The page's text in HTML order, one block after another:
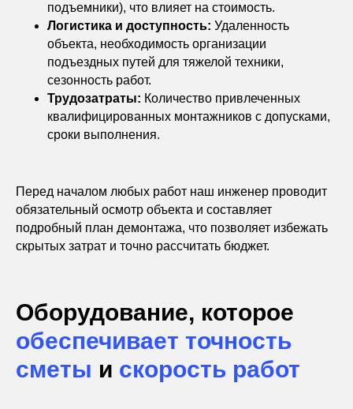
подъемники), что влияет на стоимость.
Логистика и доступность: Удаленность
объекта, необходимость организации
подъездных путей для тяжелой техники,
сезонность работ.
Трудозатраты: Количество привлеченных
квалифицированных монтажников с допусками,
сроки выполнения.
Перед началом любых работ наш инженер проводит
обязательный осмотр объекта и составляет
подробный план демонтажа, что позволяет избежать
скрытых затрат и точно рассчитать бюджет.
Оборудование, которое
обеспечивает точность
сметы и скорость работ